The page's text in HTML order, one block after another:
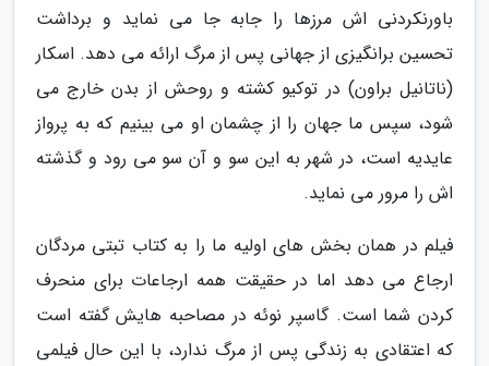
باورنکردنی اش مرزها را جابه جا می نماید و برداشت
تحسین برانگیزی از جهانی پس از مرگ ارائه می دهد. اسکار
(ناتانیل براون) در توکیو کشته و روحش از بدن خارج می
شود، سپس ما جهان را از چشمان او می بینیم که به پرواز
عایدیه است، در شهر به این سو و آن سو می رود و گذشته
اش را مرور می نماید.
فیلم در همان بخش های اولیه ما را به کتاب تبتی مردگان
ارجاع می دهد اما در حقیقت همه ارجاعات برای منحرف
کردن شما است. گاسپر نوئه در مصاحبه هایش گفته است
که اعتقادی به زندگی پس از مرگ ندارد، با این حال فیلمی